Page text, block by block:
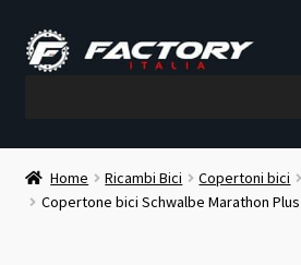
Vai
alla
Vai
al
Il mio account
Metodi di pagamento
Home Ricambi Bici Copertoni bici
Copertone bici Schwalbe Marathon Plus